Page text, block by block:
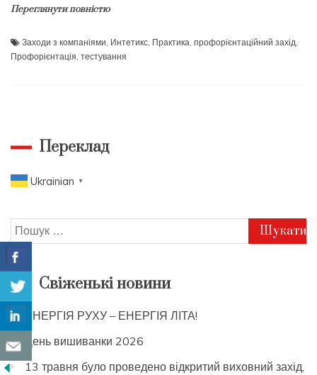
Переглянути повністю
Заходи з компаніями, Интетикс, Практика, профорієнтаційний захід,
Профорієнтація, тестування
Переклад
Ukrainian ▼
Пошук:
Свіженькі новини
ЕНЕРГІЯ РУХУ – ЕНЕРГІЯ ЛІТА!
День вишиванки 2026
13 травня було проведено відкритий виховний захід,